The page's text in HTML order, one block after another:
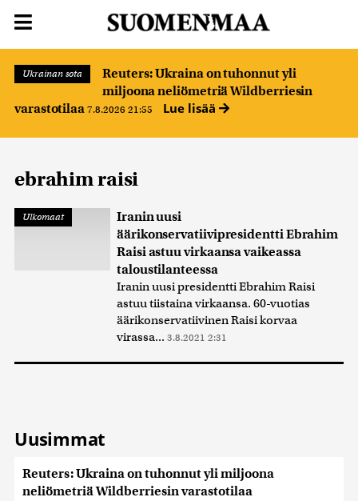
Ukrainan sota
Reuters: Ukraina on tuhonnut yli
miljoona neliömetriä Wildberriesin
varastotilaa 7.8.2026 21:55 Lue lisää
ebrahim raisi
Ulkomaat
Iranin uusi
äärikonservatiivipresidentti Ebrahim
Raisi astuu virkaansa vaikeassa
taloustilanteessa
Iranin uusi presidentti Ebrahim Raisi
astuu tiistaina virkaansa. 60-vuotias
äärikonservatiivinen Raisi korvaa
virassa... 3.8.2021 2:31
Uusimmat
Reuters: Ukraina on tuhonnut yli miljoona
neliömetriä Wildberriesin varastotilaa